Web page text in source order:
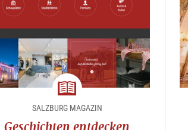
Magazin
SALZBURG MAGAZIN
Geschichten entdecken